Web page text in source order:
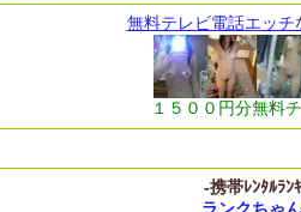
無料テレビ電話エッチ
１５００円分無料
-携帯ﾚﾝﾀﾙﾗﾝ